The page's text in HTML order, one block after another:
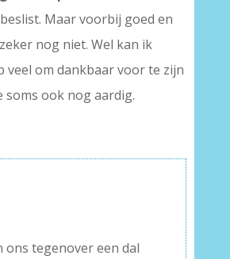
Maar voorbij goed en
nog niet. Wel kan ik
veel om dankbaar voor te zijn
soms ook nog aardig.
ons tegenover een dal